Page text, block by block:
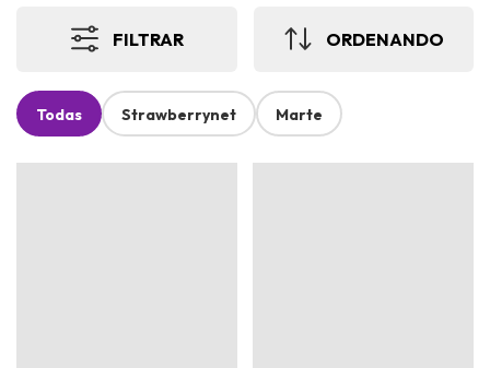
FILTRAR ORDENANDO
Todas Strawberrynet Marte